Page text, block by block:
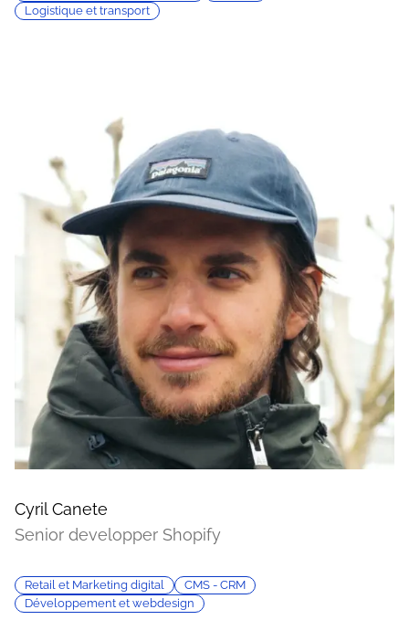
Logistique et transport
Cyril Canete
Senior developper Shopify
Retail et Marketing digital
CMS - CRM
Développement et webdesign